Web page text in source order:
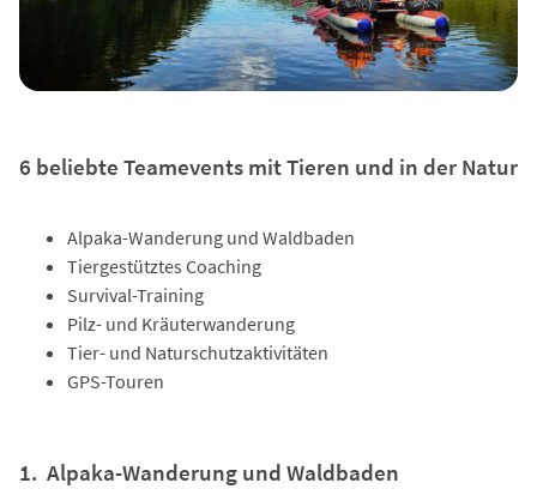
6 beliebte Teamevents mit Tieren und in der Natur
Alpaka-Wanderung und Waldbaden
Tiergestütztes Coaching
Survival-Training
Pilz- und Kräuterwanderung
Tier- und Naturschutzaktivitäten
GPS-Touren
1. Alpaka-Wanderung und Waldbaden